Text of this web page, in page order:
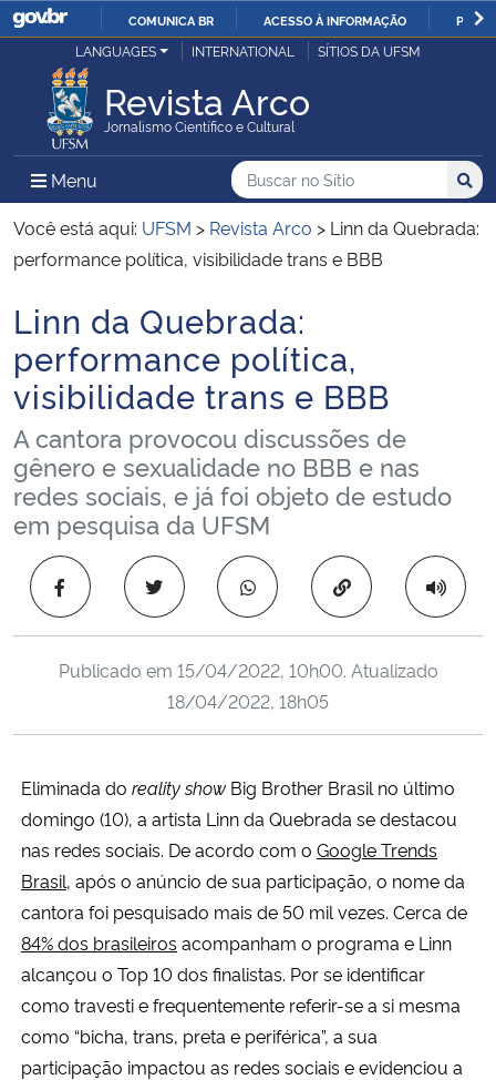
IR
O
COMUNICA BR ACESSO À INFORMAÇÃO
Ministério da Justiça e Segurança Pública
Ministério da Defesa
Ministério das Relações Exteriores
Ministério da Infraestrutura
Ministério da Agricultura, Pecuária e Abastecimento
Ministério da Educação
Ministério da Cidadania
Ministério da Saúde
Ministério de Minas e Energia
Ministério da Ciência, Tecnologia, Inovações e Comunicações
Ministério do Turismo
Controladoria-Geral da União
Ministério da Mulher, da Família e dos Direitos Humanos
Secretaria-Geral
LANGUAGES INTERNATIONAL SÍTIOS DA UFSM
Revista Arco
Jornalismo Científico e Cultural
Menu Menu Principal do Sítio
Busca
Buscar no no Sítio
Busca:
Você está aqui: UFSM > Revista Arco > Linn da Quebrada:
performance política, visibilidade trans e BBB
Início do conteúdo
Linn da Quebrada:
performance política,
visibilidade trans e BBB
A cantora provocou discussões de
gênero e sexualidade no BBB e nas
redes sociais, e já foi objeto de estudo
em pesquisa da UFSM
Copiar para área
Publicado em 15/04/2022, 10h00. Atualizado
18/04/2022, 18h05
Eliminada do reality show Big Brother Brasil no último
domingo (10), a artista Linn da Quebrada se destacou
nas redes sociais. De acordo com o Google Trends
Brasil, após o anúncio de sua participação, o nome da
cantora foi pesquisado mais de 50 mil vezes. Cerca de
84% dos brasileirosacompanham o programa e Linn
alcançou o Top 10 dos finalistas. Por se identificar
como travesti e frequentemente referir-se a si mesma
como “bicha, trans, preta e periférica”, a sua
participação impactou as redes sociais e evidenciou a